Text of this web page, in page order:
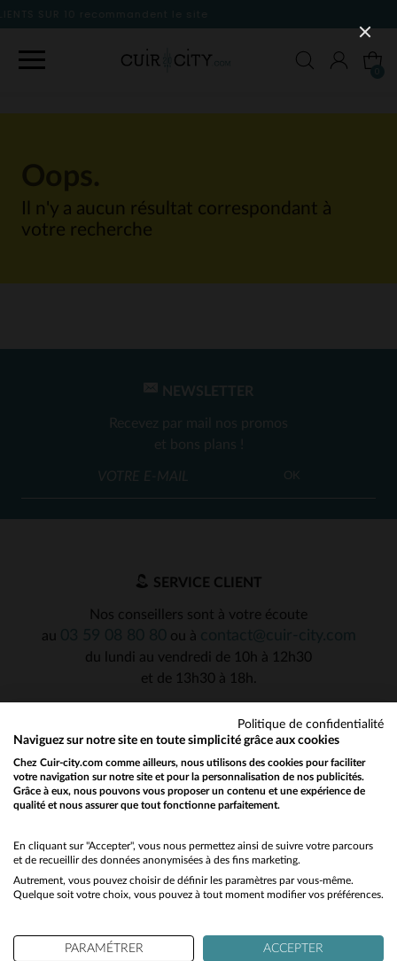
Il n'y a aucun résultat correspondant à
votre recherche
NEWSLETTER
Recevez par mail nos promos
et bons plans !
OK
SERVICE CLIENT
Nos conseillers sont à votre écoute
au
ou à
du lundi au vendredi de 10h à 12h30
et de 13h30 à 18h.
Would you like to be redirected to our English site?
No
Yes
Politique de confidentialité
Naviguez sur notre site en toute simplicité grâce aux cookies
Chez Cuir-city.com comme ailleurs, nous utilisons des cookies pour faciliter
votre navigation sur notre site et pour la personnalisation de nos publicités.
Grâce à eux, nous pouvons vous proposer un contenu et une expérience de
qualité et nous assurer que tout fonctionne parfaitement.
En cliquant sur "Accepter", vous nous permettez ainsi de suivre votre parcours
et de recueillir des données anonymisées à des fins marketing.
Autrement, vous pouvez choisir de définir les paramètres par vous-même.
Quelque soit votre choix, vous pouvez à tout moment modifier vos préférences.
PARAMÉTRER ACCEPTER